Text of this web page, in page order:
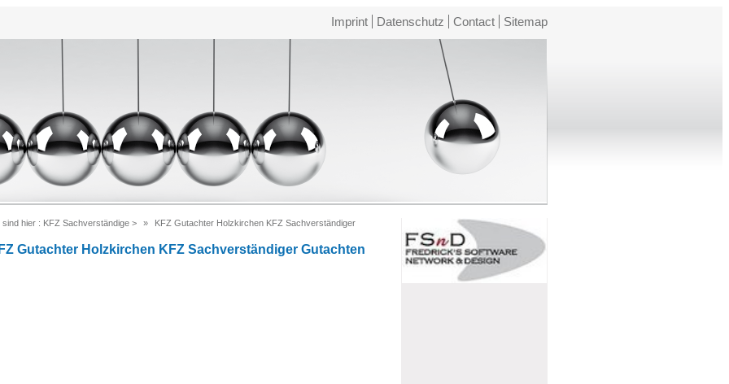
Imprint Datenschutz Contact Sitemap
sind hier : KFZ Sachverständige > KFZ Gutachter Holzkirchen KFZ Sachverständiger
Gutachter Holzkirchen KFZ Sachverständiger Gutachten